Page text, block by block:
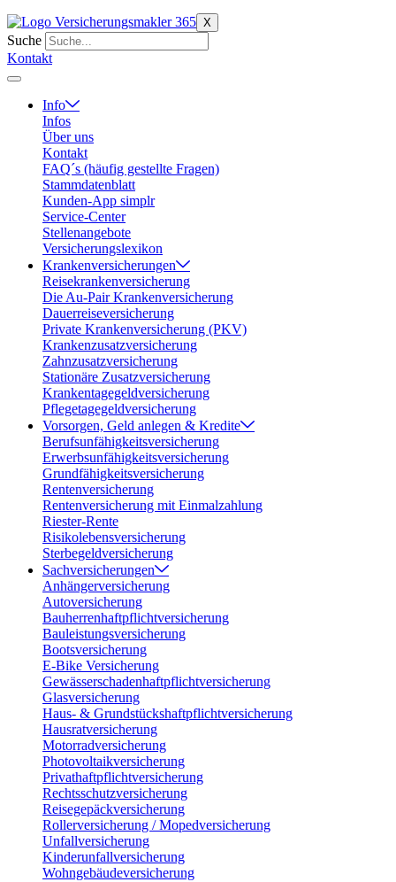
X
Suche
Kontakt
Info
Infos
Über uns
Kontakt
FAQ´s (häufig gestellte Fragen)
Stammdatenblatt
Kunden-App simplr
Service-Center
Stellenangebote
Versicherungslexikon
Krankenversicherungen
Reisekrankenversicherung
Die Au-Pair Krankenversicherung
Dauerreiseversicherung
Private Krankenversicherung (PKV)
Krankenzusatzversicherung
Zahnzusatzversicherung
Stationäre Zusatzversicherung
Krankentagegeldversicherung
Pflegetagegeldversicherung
Vorsorgen, Geld anlegen & Kredite
Berufsunfähigkeitsversicherung
Erwerbsunfähigkeitsversicherung
Grundfähigkeitsversicherung
Rentenversicherung
Rentenversicherung mit Einmalzahlung
Riester-Rente
Risikolebensversicherung
Sterbegeldversicherung
Sachversicherungen
Anhängerversicherung
Autoversicherung
Bauherrenhaftpflichtversicherung
Bauleistungsversicherung
Bootsversicherung
E-Bike Versicherung
Gewässerschadenhaftpflichtversicherung
Glasversicherung
Haus- & Grundstückshaftpflichtversicherung
Hausratversicherung
Motorradversicherung
Photovoltaikversicherung
Privathaftpflichtversicherung
Rechtsschutzversicherung
Reisegepäckversicherung
Rollerversicherung / Mopedversicherung
Unfallversicherung
Kinderunfallversicherung
Wohngebäudeversicherung